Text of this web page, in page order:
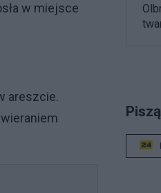
w miejsce
areszcie.